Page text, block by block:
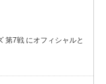
7戦 にオフィシャルと